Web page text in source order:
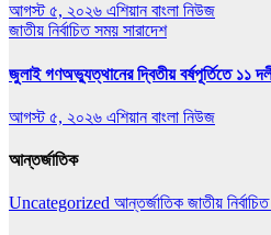
আগস্ট ৫, ২০২৬ এশিয়ান বাংলা নিউজ
জাতীয় নির্বাচিত সময় সারাদেশ
জুলাই গণঅভ্যুত্থানের দ্বিতীয় বর্ষপূর্তিতে ১১
আগস্ট ৫, ২০২৬ এশিয়ান বাংলা নিউজ
আন্তর্জাতিক
Uncategorized আন্তর্জাতিক জাতীয়